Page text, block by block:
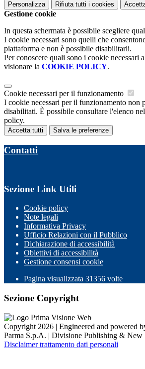
Personalizza Rifiuta tutti i cookies
Gestione cookie
In questa schermata è possibile scegliere
I cookie necessari sono quelli che
piattaforma e non è possibile disabilitarli.
Per conoscere quali sono i cookie necessari
visionare la COOKIE POLICY.
Cookie necessari per il funzionamento
I cookie necessari per il funzionamento non
disabilitati. È possibile consultare l'elenco
policy.
Accetta tutti Salva le preferenze
Contatti
Sezione Link Utili
Cookie policy
Note legali
Informativa Privacy
Ufficio Relazioni con il Pubblico
Dichiarazione di accessibilità
Obiettivi di accessibilità
Gestione consensi cookie
Pagina visualizzata 31356 volte
Sezione Copyright
Copyright 2026 | Engineered and powered
Parma S.p.A. | Divisione Publishing & New
Disclaimer trattamento dati personali